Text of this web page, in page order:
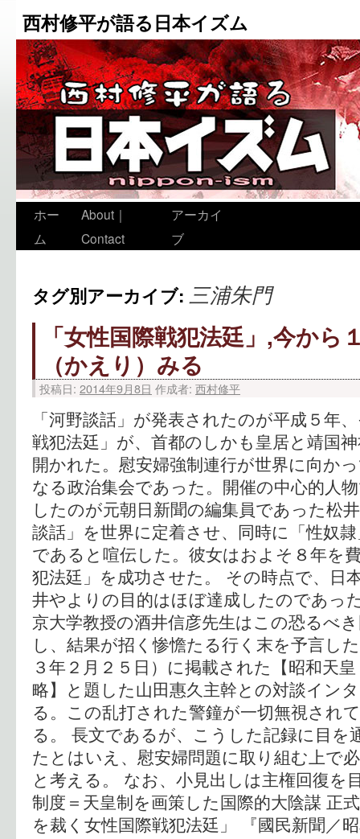
西村修平が語る日本イズム
ホー
ム
About｜
Contact
アーカイ
ブ
タグ別アーカイブ: 三浦朱門
「女性国際戦犯法廷」,今から
（かえり）みる
投稿日: 2014年9月8日 作成者: 西村修平
「河野談話」が発表されたのが平成５年
戦犯法廷」が、首都のしかも皇居と靖国
開かれた。慰安婦強制連行が世界に向か
なる政治集会であった。開催の中心的人
したのが元朝日新聞の編集員であった松
談話」を世界に定着させ、同時に「性奴
であると喧伝した。彼女はおよそ８年を
犯法廷」を成功させた。 その時点で、日
井やよりの目的はほぼ達成したのであっ
京大学教授の酒井信彦先生はこの恐るべ
し、結果が招く惨憺たる行く末を予言し
３年２月２５日）に掲載された【昭和天
略】と題した山田惠久主幹との対談イン
る。この乱打された警鐘が一切無視され
る。 長文であるが、こうした記録に目を
たとはいえ、慰安婦問題に取り組む上で
と考える。 なお、小見出しは主権回復を
制度＝天皇制を画策した国際的大陰謀 正
を裁く女性国際戦犯法廷」 『國民新聞／